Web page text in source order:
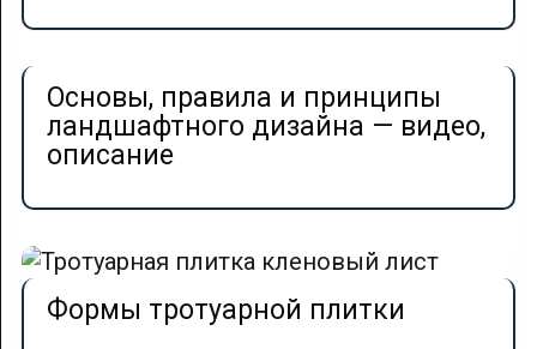
Основы, правила и принципы
ландшафтного дизайна — видео,
описание
Формы тротуарной плитки